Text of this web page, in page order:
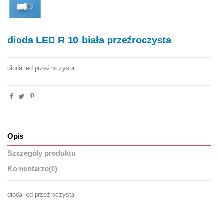
dioda LED R 10-biała przeźroczysta
dioda led przeźroczysta
Opis
Szczegóły produktu
Komentarze(0)
dioda led przeźroczysta